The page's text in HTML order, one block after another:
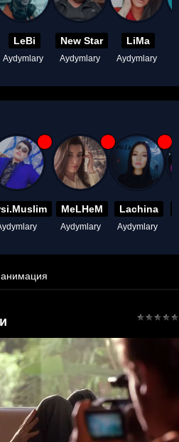
LeBi
Aydymlary
New Star
Aydymlary
LiMa
Aydymlary
MeLHeM
Aydymlary
Lachina
Aydymlary